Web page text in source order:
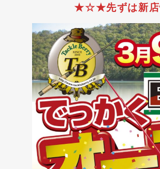
★☆★先ずは新店